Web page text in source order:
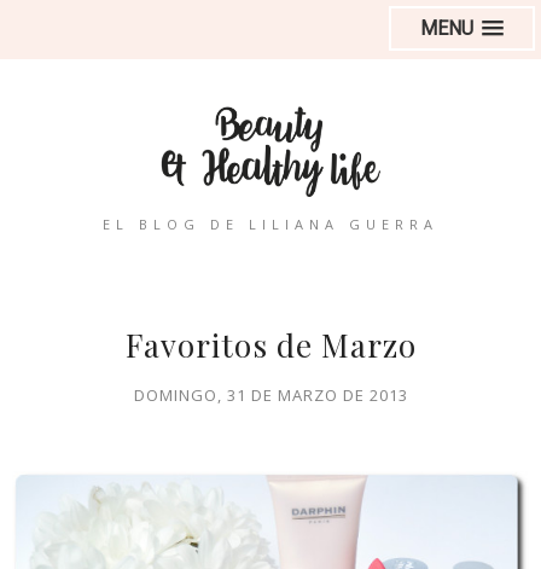
MENU
EL BLOG DE LILIANA GUERRA
Favoritos de Marzo
DOMINGO, 31 DE MARZO DE 2013